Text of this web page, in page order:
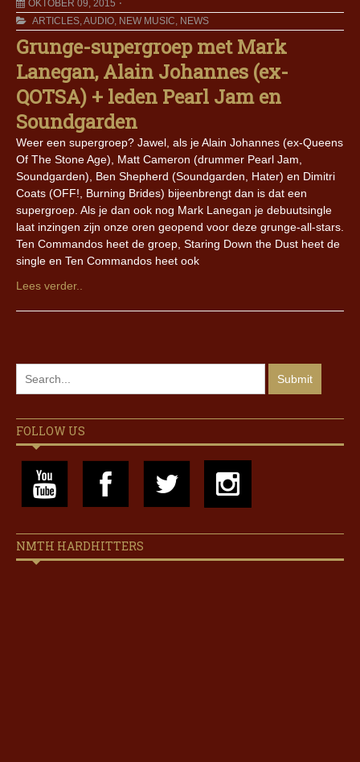
OKTOBER 09, 2015
ARTICLES,AUDIO, NEW MUSIC, NEWS
Grunge-supergroep met Mark
Lanegan, Alain Johannes (ex-
QOTSA) + leden Pearl Jam en
Soundgarden
Weer een supergroep? Jawel, als je Alain Johannes (ex-Queens
Of The Stone Age), Matt Cameron (drummer Pearl Jam,
Soundgarden), Ben Shepherd (Soundgarden, Hater) en Dimitri
Coats (OFF!, Burning Brides) bijeenbrengt dan is dat een
supergroep. Als je dan ook nog Mark Lanegan je debuutsingle
laat inzingen zijn onze oren geopend voor deze grunge-all-stars.
Ten Commandos heet de groep, Staring Down the Dust heet de
single en Ten Commandos heet ook
Lees verder..
FOLLOW US
NMTH HARDHITTERS